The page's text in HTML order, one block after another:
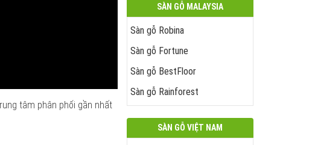
tâm phân phối gần nhất
SÀN GỖ MALAYSIA
Sàn gỗ Robina
Sàn gỗ Fortune
Sàn gỗ BestFloor
Sàn gỗ Rainforest
SÀN GỖ VIỆT NAM